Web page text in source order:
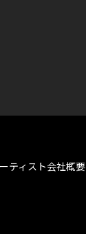
ティスト会社概要